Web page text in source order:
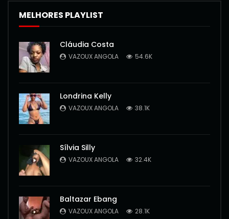
MELHORES PLAYLIST
Cláudia Costa
VAZOUX ANGOLA 54.6K
Londrina Kelly
VAZOUX ANGOLA 38.1K
Sílvia Silly
VAZOUX ANGOLA 32.4K
Baltazar Ebang
VAZOUX ANGOLA 28.1K